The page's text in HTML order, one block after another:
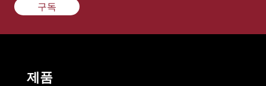
구독
제품